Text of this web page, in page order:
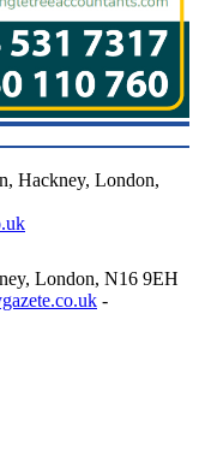
Hackney, London,
London, N16 9EH
-